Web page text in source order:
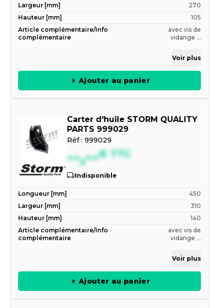
Largeur [mm]
270
Hauteur [mm]
105
Article complémentaire/Info
complémentaire
avec vis de
vidange ...
Voir plus
Ajouter au panier
Carter d'huile STORM QUALITY
PARTS 999029
Réf : 999029
--,--€ TTC
Indisponible
Longueur [mm]
450
Largeur [mm]
310
Hauteur [mm]
140
Article complémentaire/Info
complémentaire
avec vis de
vidange ...
Voir plus
Ajouter au panier